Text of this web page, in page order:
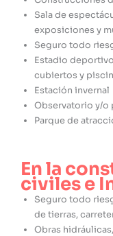
Sala de
exposiciones y
Seguro todo
Estadio
cubiertos y
Estación invernal
Observatorio y/o
Parque de
En la
civiles e
Seguro todo
de tierras,
Obras